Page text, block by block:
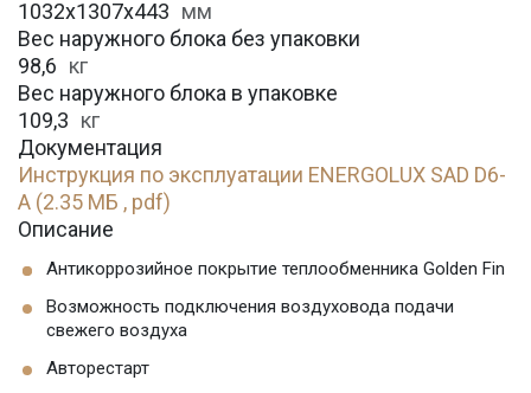
1032x1307x443 мм
Вес наружного блока без упаковки
98,6 кг
Вес наружного блока в упаковке
109,3 кг
Документация
Инструкция по эксплуатации ENERGOLUX SAD D6-
A (2.35 МБ , pdf)
Описание
Антикоррозийное покрытие теплообменника Golden Fin
Возможность подключения воздуховода подачи
свежего воздуха
Авторестарт